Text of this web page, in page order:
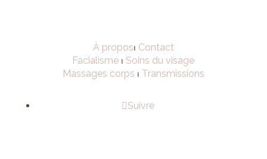
À propos⏐ Contact
Facialisme ⏐ Soins du visage
Massages corps ⏐ Transmissions
Suivre